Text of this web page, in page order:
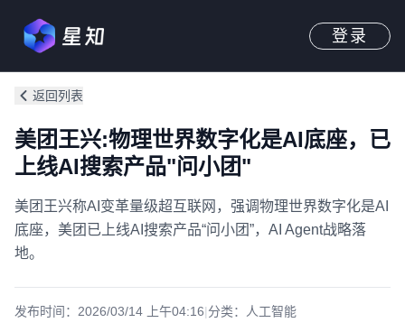
登录
返回列表
美团王兴:物理世界数字化是AI底座，已
上线AI搜索产品"问小团"
美团王兴称AI变革量级超互联网，强调物理世界数字化是AI
底座，美团已上线AI搜索产品“问小团”，AI Agent战略落
地。
发布时间： 2026/03/14 上午04:16|分类： 人工智能